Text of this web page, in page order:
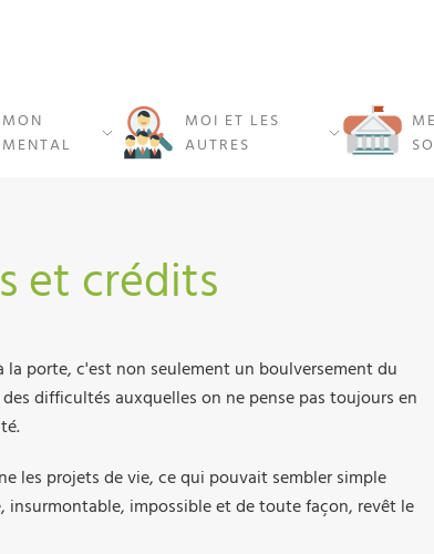
MON
MENTAL
MOI ET LES
AUTRES
et crédits
la porte, c'est non seulement un boulversement du
difficultés auxquelles on ne pense pas toujours en
les projets de vie, ce qui pouvait sembler simple
insurmontable, impossible et de toute façon, revêt le